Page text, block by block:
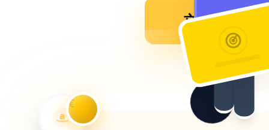
立即使用
a
€